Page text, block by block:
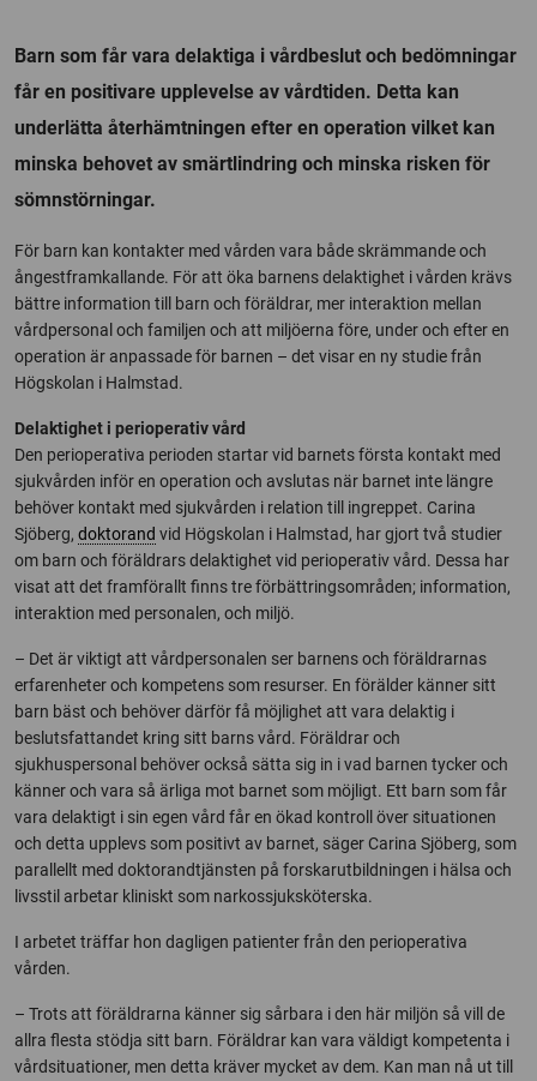
Barn som får vara delaktiga i vårdbeslut och bedömningar
får en positivare upplevelse av vårdtiden. Detta kan
underlätta återhämtningen efter en operation vilket kan
minska behovet av smärtlindring och minska risken för
sömnstörningar.
För barn kan kontakter med vården vara både skrämmande och
ångestframkallande. För att öka barnens delaktighet i vården krävs
bättre information till barn och föräldrar, mer interaktion mellan
vårdpersonal och familjen och att miljöerna före, under och efter en
operation är anpassade för barnen – det visar en ny studie från
Högskolan i Halmstad.
Delaktighet i perioperativ vård
Den perioperativa perioden startar vid barnets första kontakt med
sjukvården inför en operation och avslutas när barnet inte längre
behöver kontakt med sjukvården i relation till ingreppet. Carina
Sjöberg, doktorand vid Högskolan i Halmstad, har gjort två studier
om barn och föräldrars delaktighet vid perioperativ vård. Dessa har
visat att det framförallt finns tre förbättringsområden; information,
interaktion med personalen, och miljö.
– Det är viktigt att vårdpersonalen ser barnens och föräldrarnas
erfarenheter och kompetens som resurser. En förälder känner sitt
barn bäst och behöver därför få möjlighet att vara delaktig i
beslutsfattandet kring sitt barns vård. Föräldrar och
sjukhuspersonal behöver också sätta sig in i vad barnen tycker och
känner och vara så ärliga mot barnet som möjligt. Ett barn som får
vara delaktigt i sin egen vård får en ökad kontroll över situationen
och detta upplevs som positivt av barnet, säger Carina Sjöberg, som
parallellt med doktorandtjänsten på forskarutbildningen i hälsa och
livsstil arbetar kliniskt som narkossjuksköterska.
I arbetet träffar hon dagligen patienter från den perioperativa
vården.
– Trots att föräldrarna känner sig sårbara i den här miljön så vill de
allra flesta stödja sitt barn. Föräldrar kan vara väldigt kompetenta i
vårdsituationer, men detta kräver mycket av dem. Kan man nå ut till